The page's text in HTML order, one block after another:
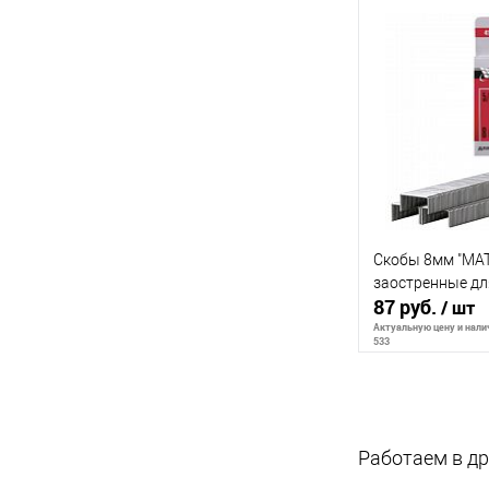
В
В избранное
Скобы 8мм
заостренные
87 руб. / шт
Актуальную цену и
533
Работаем в